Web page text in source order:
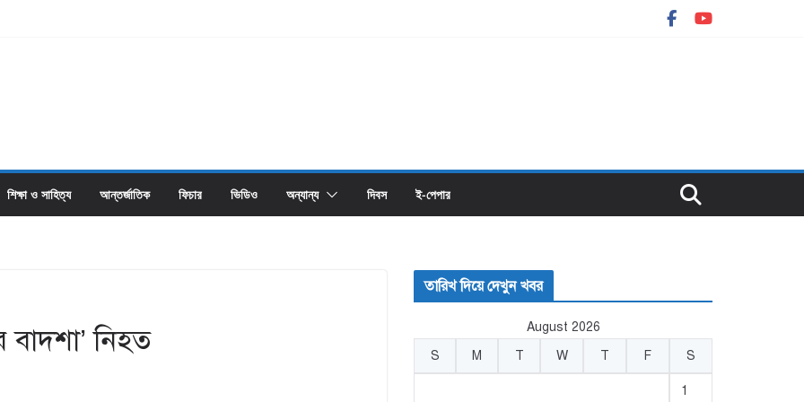
শিক্ষা ও সাহিত্য আন্তর্জাতিক ফিচার ভিডিও অন্যান্য দিবস ই-পেপার
বাদশা’ নিহত
তারিখ দিয়ে দেখুন খবর
August 2026
S
M T W T F S
1